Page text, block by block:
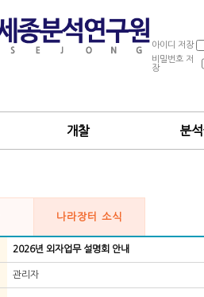
아이디 저장
비밀번호 저
장
개찰 분
나라장터 소식
2026년 외자업무 설명회 안내
관리자